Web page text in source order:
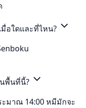
อใดและที่ไหน?
พื้นที่นี้?
ะมาณ 14:00 หมีมักจะ